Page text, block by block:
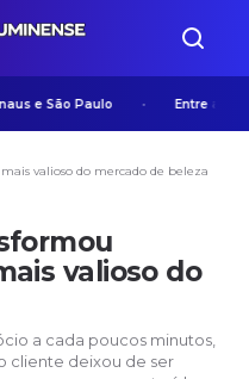
e São Paulo Entre
valioso do mercado de beleza
valioso do
a cada poucos minutos,
cliente deixou de ser